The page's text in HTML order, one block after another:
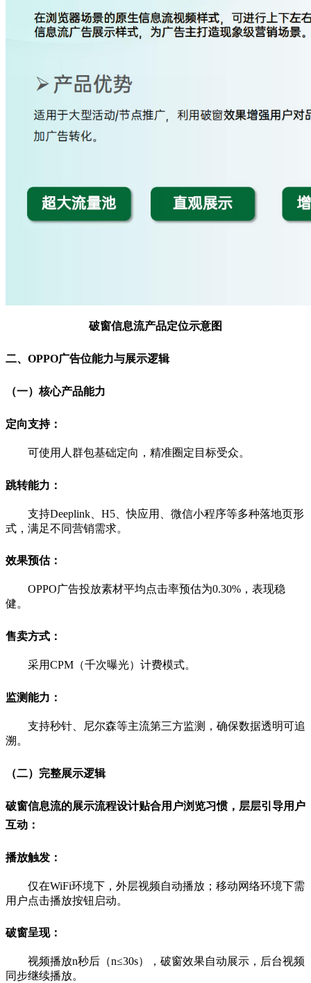
破窗信息流产品定位示意图
二、OPPO广告位能力与展示逻辑
（一）核心产品能力
定向支持：
可使用人群包基础定向，精准圈定目标受众。
跳转能力：
支持Deeplink、H5、快应用、微信小程序等多种落地页形
式，满足不同营销需求。
效果预估：
OPPO广告投放素材平均点击率预估为0.30%，表现稳
健。
售卖方式：
采用CPM（千次曝光）计费模式。
监测能力：
支持秒针、尼尔森等主流第三方监测，确保数据透明可追
溯。
（二）完整展示逻辑
破窗信息流的展示流程设计贴合用户浏览习惯，层层引导用户
互动：
播放触发：
仅在WiFi环境下，外层视频自动播放；移动网络环境下需
用户点击播放按钮启动。
破窗呈现：
视频播放n秒后（n≤30s），破窗效果自动展示，后台视频
同步继续播放。